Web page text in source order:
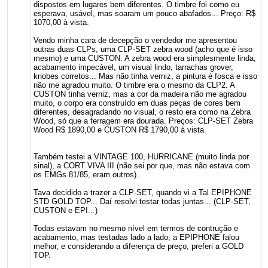
dispostos em lugares bem diferentes. O timbre foi como eu
esperava, usável, mas soaram um pouco abafados... Preço: R$
1070,00 à vista.
Vendo minha cara de decepção o vendedor me apresentou
outras duas CLPs, uma CLP-SET zebra wood (acho que é isso
mesmo) e uma CUSTON. A zebra wood era simplesmente linda,
acabamento impecável, um visual lindo, tarrachas grover,
knobes corretos... Mas não tinha verniz, a pintura é fosca e isso
não me agradou muito. O timbre era o mesmo da CLP2. A
CUSTON tinha verniz, mas a cor da madeira não me agradou
muito, o corpo era construído em duas peças de cores bem
diferentes, desagradando no visual, o resto era como na Zebra
Wood, só que a ferragem era dourada. Preços: CLP-SET Zebra
Wood R$ 1890,00 e CUSTON R$ 1790,00 à vista.
Também testei a VINTAGE 100, HURRICANE (muito linda por
sinal), a CORT VIVA III (não sei por que, mas não estava com
os EMGs 81/85, eram outros).
Tava decidido a trazer a CLP-SET, quando vi a Tal EPIPHONE
STD GOLD TOP... Daí resolvi testar todas juntas... (CLP-SET,
CUSTON e EPI...)
Todas estavam no mesmo nível em termos de contrução e
acabamento, mas testadas lado a lado, a EPIPHONE falou
melhor, e considerando a diferença de preço, preferi a GOLD
TOP.